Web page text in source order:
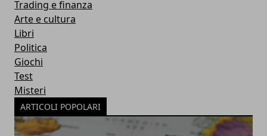
Trading e finanza
Arte e cultura
Libri
Politica
Giochi
Test
Misteri
ARTICOLI POPOLARI